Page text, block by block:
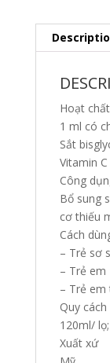
Hoạt
1 ml có
Sắt
Vitamin
Công
Bổ sung
cơ thiếu
Cách
– Trẻ sơ
– Trẻ em
– Trẻ
Quy cách
120ml/
Xuất xứ